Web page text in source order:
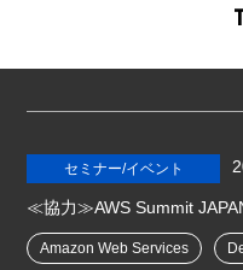
セミナー/イベント
≪協力≫AWS Summit
Amazon Web Services